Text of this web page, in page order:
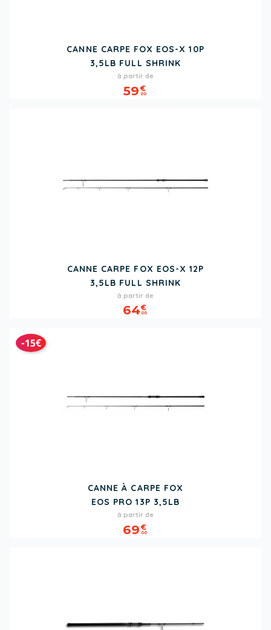
CANNE CARPE FOX EOS-X 10P
3,5LB FULL SHRINK
Prix
à partir de
59€
00
CANNE CARPE FOX EOS-X 12P
3,5LB FULL SHRINK
Prix
à partir de
64€
00
CANNE À CARPE FOX
EOS PRO 13P 3,5LB
Prix
de
base
-15€
Prix
à partir de
69€
00